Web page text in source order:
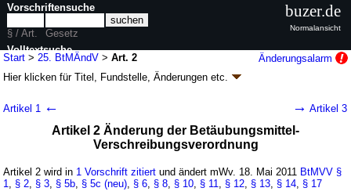
Start > 25. BtMÄndV >Art. 2
Änderungsalarm
Hier klicken fürTitel, Fundstelle, Änderungen etc.
Änderung betäubungsmittelrechtlicher
Vorschriften (25. BtMÄndVk.a.Abk.)
abweichend sieheArtikel 3
3 Änderungen
| Drucksachen / Entwurf / Begründung
|
Artikel 1 ← → Artikel 3
Artikel 2 Änderung der Betäubungsmittel-
Verschreibungsverordnung
Artikel 2 wird in 1 Vorschrift zitiert und ändert mWv. 18. Mai 2011 BtMVV §
1
§ 2 § 3 § 5b § 5c (neu) § 6 § 8 § 10 § 11 § 12 § 13 § 14 § 17
Vorschriftensuche
§ / Art.
Gesetz
Volltextsuche
nur in 25. BtMÄndV
buzer.de
Normalansicht